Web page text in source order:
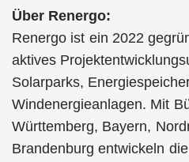
Über Renergo:
Renergo ist ein 2022
aktives
Solarparks,
Windenergieanlagen. Mit
Württemberg, Bayern,
Brandenburg entwickeln